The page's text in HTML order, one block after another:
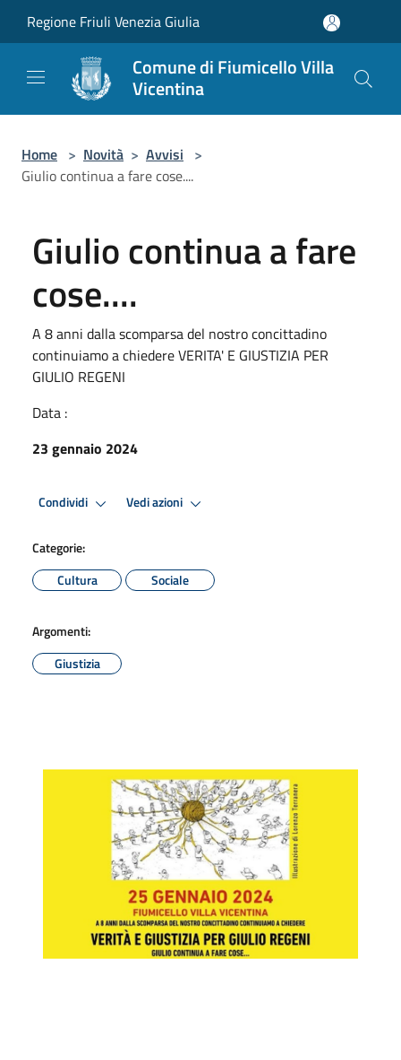
Regione Friuli Venezia Giulia
Comune di Fiumicello Villa
Vicentina
Home > Novità > Avvisi >
Giulio continua a fare cose....
Giulio continua a fare
cose....
A 8 anni dalla scomparsa del nostro concittadino
continuiamo a chiedere VERITA' E GIUSTIZIA PER
GIULIO REGENI
Data :
23 gennaio 2024
Condividi Vedi azioni
Categorie:
Cultura
Sociale
Argomenti:
Giustizia